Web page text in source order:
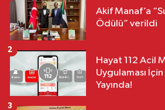
Akif Manaf’a
Ödülü” verildi
Hayat 112 Acil
Uygulaması
Yayında!
2
3